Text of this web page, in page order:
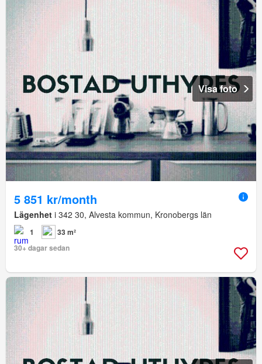
Visa foto
5 851 kr/month
Lägenhet i 342 30, Alvesta kommun, Kronobergs län
1
33 m²
30+ dagar sedan